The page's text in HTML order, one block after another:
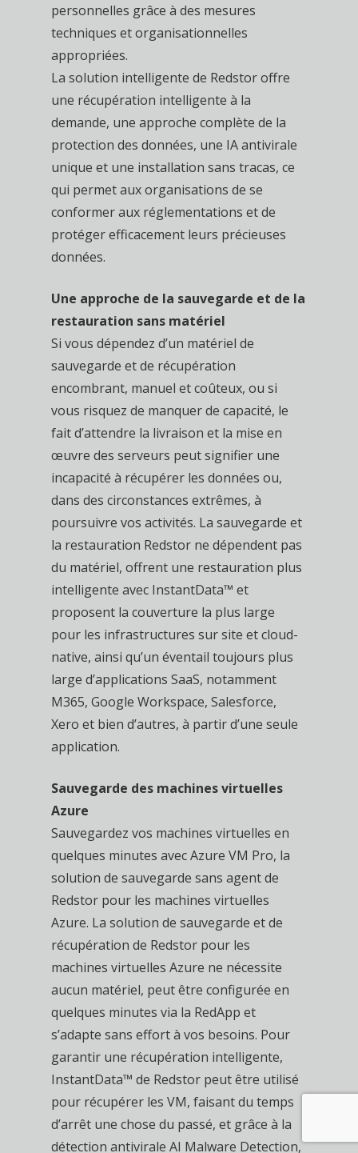
personnelles grâce à des mesures
techniques et organisationnelles
appropriées.
La solution intelligente de Redstor offre
une récupération intelligente à la
demande, une approche complète de la
protection des données, une IA antivirale
unique et une installation sans tracas, ce
qui permet aux organisations de se
conformer aux réglementations et de
protéger efficacement leurs précieuses
données.
Une approche de la sauvegarde et de la
restauration sans matériel
Si vous dépendez d’un matériel de
sauvegarde et de récupération
encombrant, manuel et coûteux, ou si
vous risquez de manquer de capacité, le
fait d’attendre la livraison et la mise en
œuvre des serveurs peut signifier une
incapacité à récupérer les données ou,
dans des circonstances extrêmes, à
poursuivre vos activités. La sauvegarde et
la restauration Redstor ne dépendent pas
du matériel, offrent une restauration plus
intelligente avec InstantData™ et
proposent la couverture la plus large
pour les infrastructures sur site et cloud-
native, ainsi qu’un éventail toujours plus
large d’applications SaaS, notamment
M365, Google Workspace, Salesforce,
Xero et bien d’autres, à partir d’une seule
application.
Sauvegarde des machines virtuelles
Azure
Sauvegardez vos machines virtuelles en
quelques minutes avec Azure VM Pro, la
solution de sauvegarde sans agent de
Redstor pour les machines virtuelles
Azure. La solution de sauvegarde et de
récupération de Redstor pour les
machines virtuelles Azure ne nécessite
aucun matériel, peut être configurée en
quelques minutes via la RedApp et
s’adapte sans effort à vos besoins. Pour
garantir une récupération intelligente,
InstantData™ de Redstor peut être utilisé
pour récupérer les VM, faisant du temps
d’arrêt une chose du passé, et grâce à la
détection antivirale AI Malware Detection,